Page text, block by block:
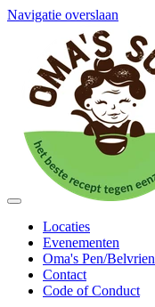
Navigatie overslaan
Locaties
Evenementen
Oma's Pen/
Contact
Code of Conduct